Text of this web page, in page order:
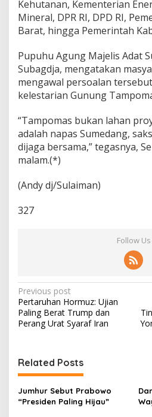
Kehutanan, Kementerian
Mineral, DPR RI, DPD RI,
Barat, hingga Pemerintah
Pupuhu Agung Majelis Adat
Subagdja, mengatakan
mengawal persoalan
kelestarian Gunung
“Tampomas bukan lahan
adalah napas Sumedang,
dijaga bersama,” tegasnya,
malam.(*)
(Andy dj/Sulaiman)
327
Follow Us
P
o
s
n
a
v
Previous post
Pertaruhan Hormuz: Ujian
Paling Berat Trump dan
Perang Urat Syaraf Iran
Related Posts
Jumhur Sebut Prabowo
“Presiden Paling Hijau”